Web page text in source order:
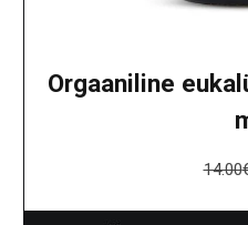
Orgaaniline
14.00